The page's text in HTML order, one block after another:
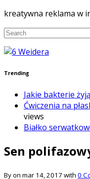
kreatywna reklama w
Trending
Jakie bakterie
Ćwiczenia na
views
Białko
Sen
By on mar 14, 2017 with 0